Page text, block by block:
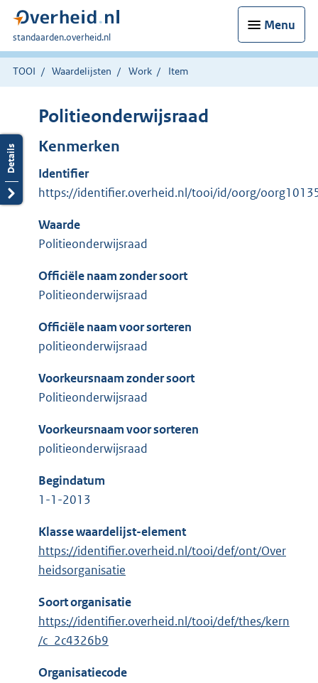
Menu
U
bent
hier:
standaarden.overheid.nl
TOOI Waardelijsten Work Item
Politieonderwijsraad
Kenmerken
Identifier
https://identifier.overheid.nl/tooi/id/oorg/
Waarde
Politieonderwijsraad
Officiële naam zonder soort
Politieonderwijsraad
Officiële naam voor sorteren
politieonderwijsraad
Voorkeursnaam zonder soort
Politieonderwijsraad
Voorkeursnaam voor sorteren
politieonderwijsraad
Begindatum
1-1-2013
Klasse waardelijst-element
https://identifier.overheid.nl/tooi/def/ont/Over
heidsorganisatie
Soort organisatie
https://identifier.overheid.nl/tooi/def/thes/kern
/c_2c4326b9
Organisatiecode